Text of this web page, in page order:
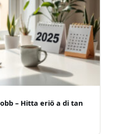
eriö a di tan